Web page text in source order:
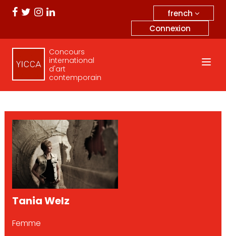
french
Connexion
Concours
international
d'art
contemporain
Tania Welz
Femme